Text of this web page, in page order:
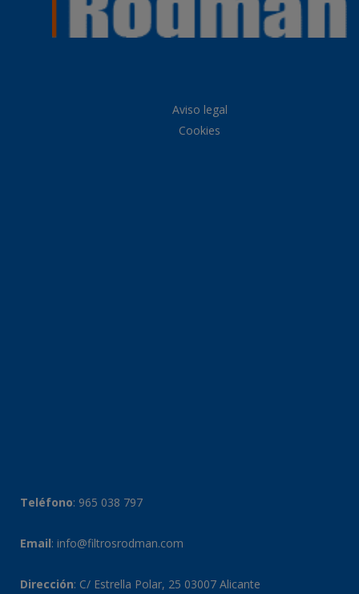
Aviso legal
Cookies
Teléfono: 965 038 797
Email: info@filtrosrodman.com
Dirección: C/ Estrella Polar, 25 03007 Alicante